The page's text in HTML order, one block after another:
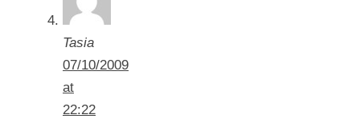
Tasia
07/10/2009
at
22:22